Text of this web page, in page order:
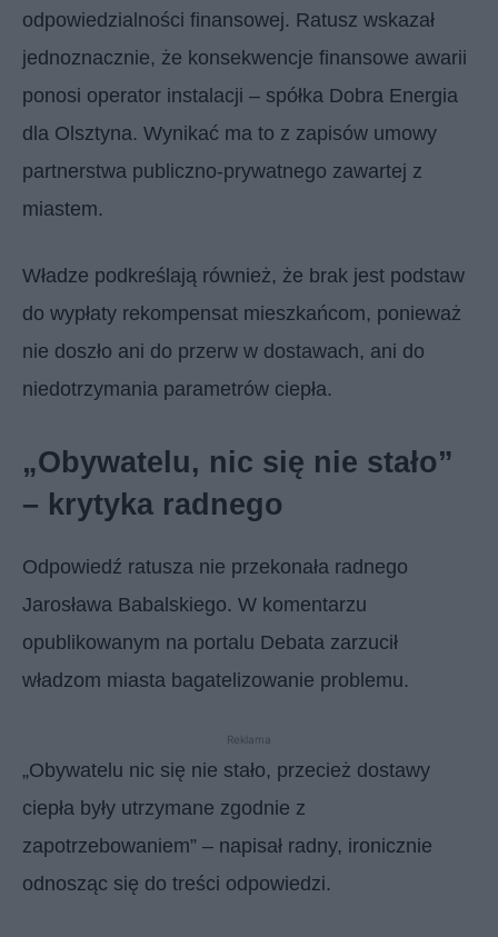
odpowiedzialności finansowej. Ratusz wskazał
jednoznacznie, że konsekwencje finansowe awarii
ponosi operator instalacji – spółka Dobra Energia
dla Olsztyna. Wynikać ma to z zapisów umowy
partnerstwa publiczno-prywatnego zawartej z
miastem.
Władze podkreślają również, że brak jest podstaw
do wypłaty rekompensat mieszkańcom, ponieważ
nie doszło ani do przerw w dostawach, ani do
niedotrzymania parametrów ciepła.
„Obywatelu, nic się nie stało”
– krytyka radnego
Odpowiedź ratusza nie przekonała radnego
Jarosława Babalskiego. W komentarzu
opublikowanym na portalu Debata zarzucił
władzom miasta bagatelizowanie problemu.
Reklama
„Obywatelu nic się nie stało, przecież dostawy
ciepła były utrzymane zgodnie z
zapotrzebowaniem” – napisał radny, ironicznie
odnosząc się do treści odpowiedzi.